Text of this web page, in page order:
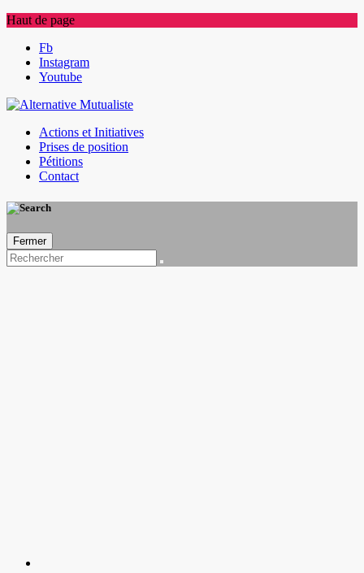
Haut de page
Skip
content
Fb
Instagram
Youtube
Actions et Initiatives
Prises de position
Pétitions
Contact
Fermer